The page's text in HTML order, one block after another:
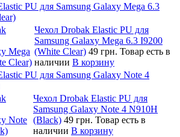
PU для Samsung Galaxy Mega 6.3
Чехол Drobak Elastic PU для
Samsung Galaxy Mega 6.3 I9200
(White Clear) 49 грн. Товар есть в
наличии В корзину
PU для Samsung Galaxy Note 4
Чехол Drobak Elastic PU для
Samsung Galaxy Note 4 N910H
(Black) 49 грн. Товар есть в
наличии В корзину